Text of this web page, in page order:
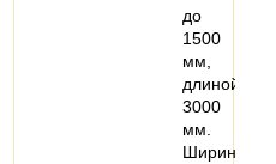
до
1500
мм,
длиной
3000
мм.
Ширина